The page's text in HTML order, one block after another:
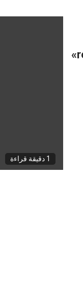
1 دقيقة قراءة
ريلمي .. تطلق هاتفها الجديد «realme 11 Pro»